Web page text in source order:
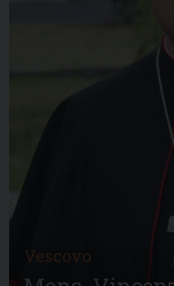
Vescovo